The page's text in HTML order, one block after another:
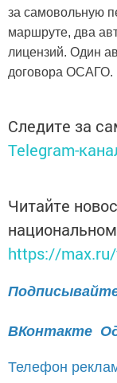
за самовольную
маршруте, два
лицензий. Один
договора ОСАГО.
Следите за
Telegram-
Читайте
https://
ВКонтакте
Телефон